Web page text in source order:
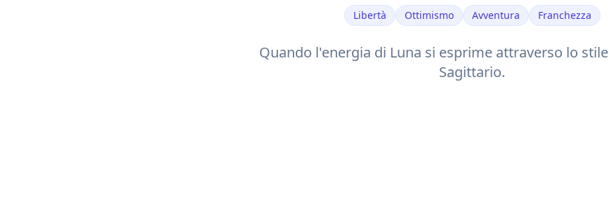
Libertà Ottimismo Avventura Franchezza
Quando l'energia di Luna si esprime attraverso lo stile
Sagittario.